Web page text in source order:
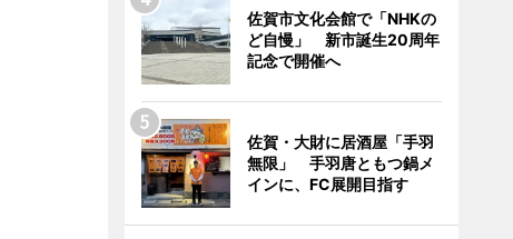
佐賀市文化会館で「NHKの
ど自慢」 新市誕生20周年
記念で開催へ
佐賀・大財に居酒屋「手羽
無限」 手羽唐ともつ鍋メ
インに、FC展開目指す